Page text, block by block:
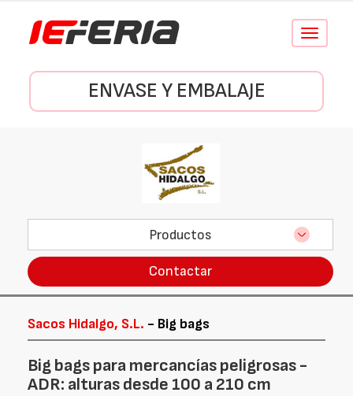
Conmutar
ENVASE Y EMBALAJE
Productos
Contactar
Sacos Hidalgo, S.L. - Big bags
Big bags para mercancías peligrosas -
ADR: alturas desde 100 a 210 cm